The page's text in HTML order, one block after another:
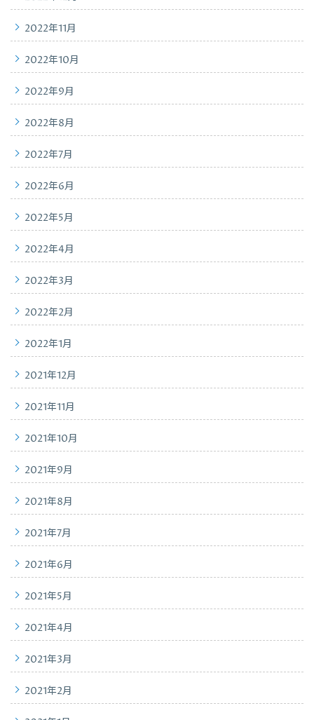
2022年11月
2022年10月
2022年9月
2022年8月
2022年7月
2022年6月
2022年5月
2022年4月
2022年3月
2022年2月
2022年1月
2021年12月
2021年11月
2021年10月
2021年9月
2021年8月
2021年7月
2021年6月
2021年5月
2021年4月
2021年3月
2021年2月